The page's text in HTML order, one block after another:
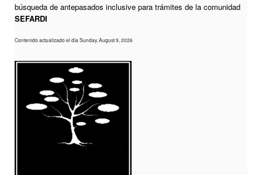
búsqueda de antepasados inclusive para trámites de la comunidad
SEFARDI
Contenido actualizado el día Sunday, August 9, 2026